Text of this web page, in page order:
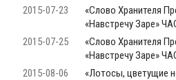
2015-07-23
«Слово Хранителя
«Навстречу Заре»
2015-07-25
«Слово Хранителя
«Навстречу Заре»
2015-08-06
«Лотосы, цветущие